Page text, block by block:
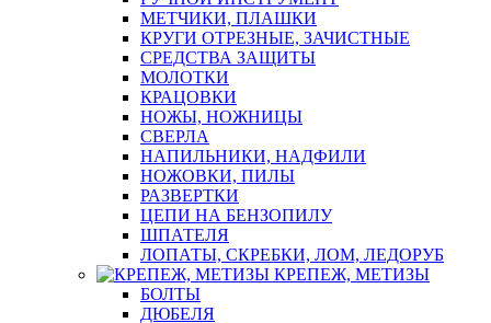
МЕТЧИКИ, ПЛАШКИ
КРУГИ ОТРЕЗНЫЕ, ЗАЧИСТНЫЕ
СРЕДСТВА ЗАЩИТЫ
МОЛОТКИ
КРАЦОВКИ
НОЖЫ, НОЖНИЦЫ
СВЕРЛА
НАПИЛЬНИКИ, НАДФИЛИ
НОЖОВКИ, ПИЛЫ
РАЗВЕРТКИ
ЦЕПИ НА БЕНЗОПИЛУ
ШПАТЕЛЯ
ЛОПАТЫ, СКРЕБКИ, ЛОМ, ЛЕДОРУБ
КРЕПЕЖ, МЕТИЗЫ
БОЛТЫ
ДЮБЕЛЯ